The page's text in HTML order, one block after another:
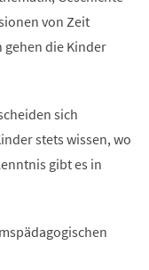
von Zeit
die Kinder
sich
stets wissen, wo
gibt es in